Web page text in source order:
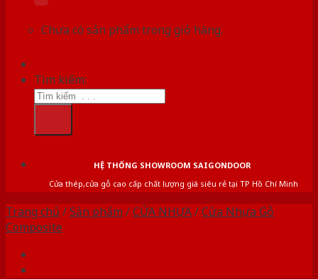
Chưa có sản phẩm trong giỏ hàng.
Tìm kiếm:
HỆ THỐNG SHOWROOM SAIGONDOOR
Cửa thép,cửa gỗ cao cấp chất lượng giá siêu rẻ tại TP Hồ Chí Minh
Trang chủ /Sản phẩm /CỬA NHỰA/Cửa Nhựa Gỗ
Composite